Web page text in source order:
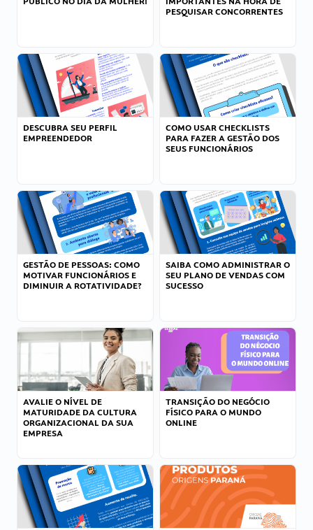
PESQUISAR CONCORRENTES
DESCUBRA SEU PERFIL
EMPREENDEDOR
COMO USAR CHECKLISTS
PARA FAZER A GESTÃO DOS
SEUS FUNCIONÁRIOS
GESTÃO DE PESSOAS: COMO
MOTIVAR FUNCIONÁRIOS E
DIMINUIR A ROTATIVIDADE?
SAIBA COMO ADMINISTRAR O
SEU PLANO DE VENDAS COM
SUCESSO
AVALIE O NÍVEL DE
MATURIDADE DA CULTURA
ORGANIZACIONAL DA SUA
EMPRESA
TRANSIÇÃO DO NEGÓCIO
FÍSICO PARA O MUNDO
ONLINE